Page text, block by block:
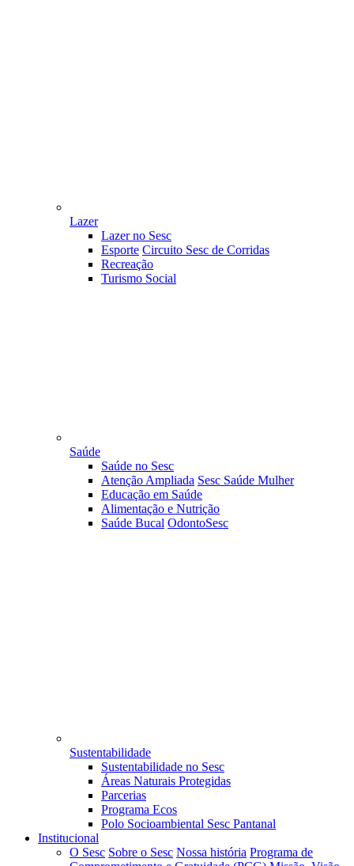
Lazer
Lazer no Sesc
Esporte Circuito Sesc de Corridas
Recreação
Turismo Social
Saúde
Saúde no Sesc
Atenção Ampliada Sesc Saúde Mulher
Educação em Saúde
Alimentação e Nutrição
Saúde Bucal OdontoSesc
Sustentabilidade
Sustentabilidade no Sesc
Áreas Naturais Protegidas
Parcerias
Programa Ecos
Polo Socioambiental Sesc Pantanal
Institucional
O Sesc Sobre o Sesc Nossa história Programa de